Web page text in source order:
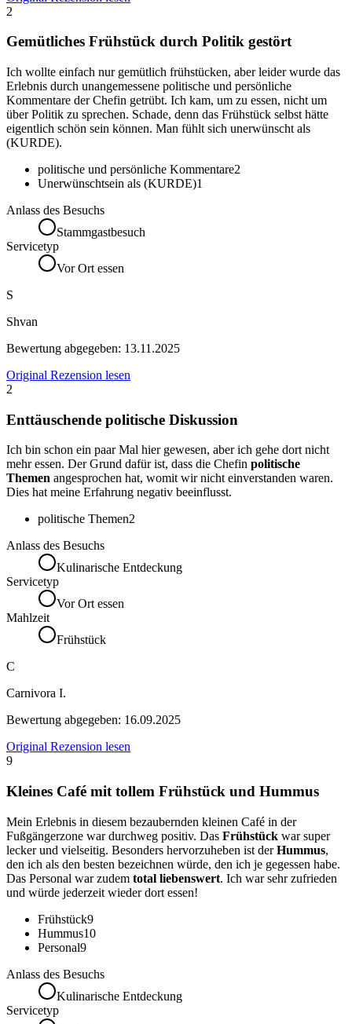
2
Gemütliches Frühstück durch Politik gestört
Ich wollte einfach nur gemütlich frühstücken, aber leider wurde das
Erlebnis durch unangemessene politische und persönliche
Kommentare der Chefin getrübt. Ich kam, um zu essen, nicht um
über Politik zu sprechen. Schade, denn das Frühstück selbst hätte
eigentlich schön sein können. Man fühlt sich unerwünscht als
(KURDE).
politische und persönliche Kommentare2
Unerwünschtsein als (KURDE)1
Anlass des Besuchs
Stammgastbesuch
Servicetyp
Vor Ort essen
S
Shvan
Bewertung abgegeben: 13.11.2025
Original Rezension lesen
2
Enttäuschende politische Diskussion
Ich bin schon ein paar Mal hier gewesen, aber ich gehe dort nicht
mehr essen. Der Grund dafür ist, dass die Chefin politische
Themen angesprochen hat, womit wir nicht einverstanden waren.
Dies hat meine Erfahrung negativ beeinflusst.
politische Themen2
Anlass des Besuchs
Kulinarische Entdeckung
Servicetyp
Vor Ort essen
Mahlzeit
Frühstück
C
Carnivora I.
Bewertung abgegeben: 16.09.2025
Original Rezension lesen
9
Kleines Café mit tollem Frühstück und Hummus
Mein Erlebnis in diesem bezaubernden kleinen Café in der
Fußgängerzone war durchweg positiv. Das Frühstück war super
lecker und vielseitig. Besonders hervorzuheben ist derHummus,
den ich als den besten bezeichnen würde, den ich je gegessen habe.
Das Personal war zudem total liebenswert. Ich war sehr zufrieden
und würde jederzeit wieder dort essen!
Frühstück9
Hummus10
Personal9
Anlass des Besuchs
Kulinarische Entdeckung
Servicetyp